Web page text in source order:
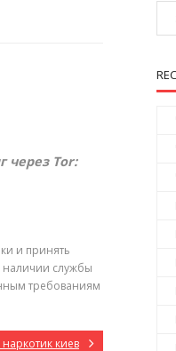
через Tor:
и принять
наличии службы
требованиям
наркотик киев